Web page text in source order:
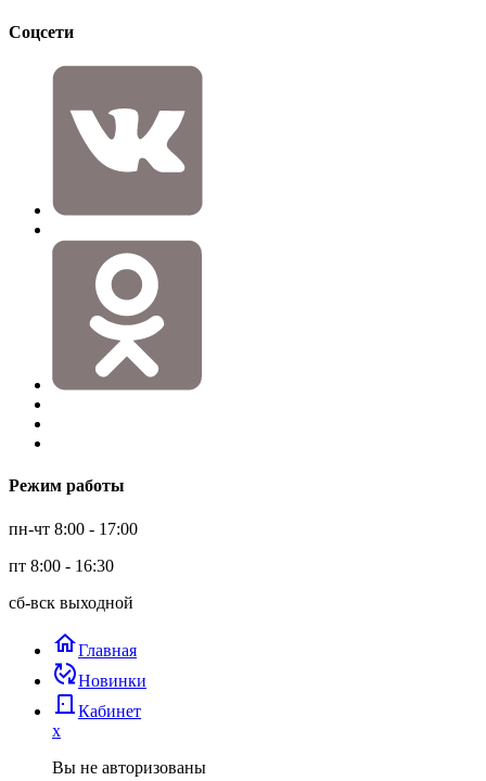
Соцсети
Режим работы
пн-чт 8:00 - 17:00
пт 8:00 - 16:30
сб-вск выходной
homeГлавная
published_with_changesНовинки
door_back Кабинет
x
Вы не авторизованы